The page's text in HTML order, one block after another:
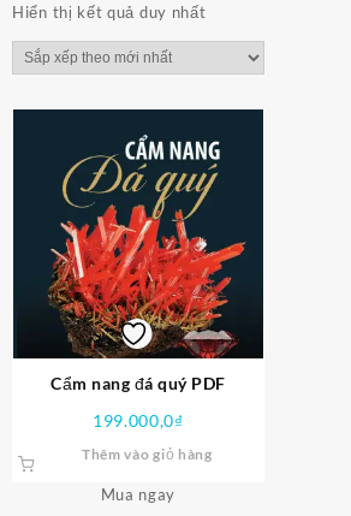
Hiển thị kết quả duy nhất
Cẩm nang đá quý PDF
199.000,0₫
Thêm vào giỏ hàng
Mua ngay